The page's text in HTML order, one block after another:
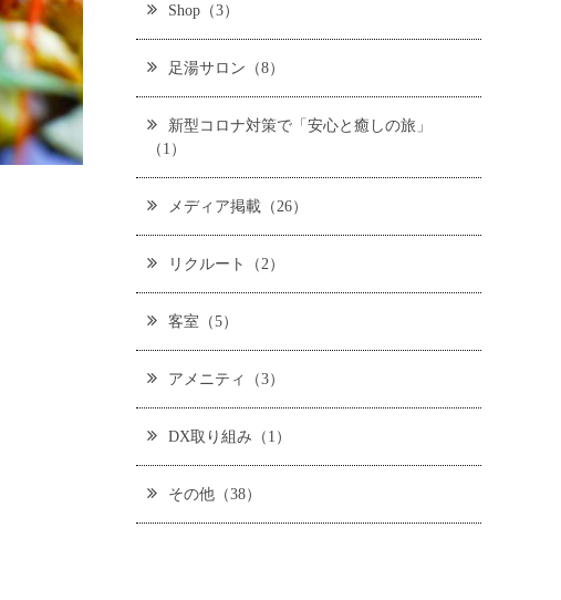
Shop（3）
足湯サロン（8）
新型コロナ対策で「安心と癒しの旅」
（1）
メディア掲載（26）
リクルート（2）
客室（5）
アメニティ（3）
DX取り組み（1）
その他（38）